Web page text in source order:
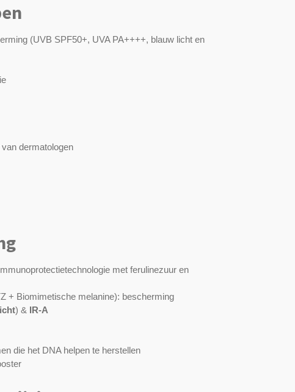
(UVB SPF50+, UVA PA++++, blauw licht en
dermatologen
met ferulinezuur en
+ Biomimetische melanine): bescherming
) & IR-A
die het DNA helpen te herstellen